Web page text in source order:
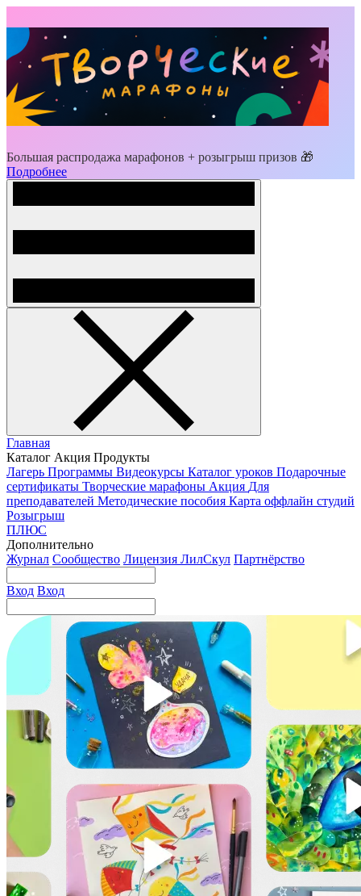
Большая распродажа марафонов + розыгрыш призов 🎁
Подробнее
Главная
Каталог Акция Продукты
Лагерь Программы Видеокурсы Каталог уроков Подарочные
сертификаты Творческие марафоны Акция Для
преподавателей Методические пособия Карта оффлайн студий
Розыгрыш
ПЛЮС
Дополнительно
Журнал Сообщество Лицензия ЛилСкул Партнёрство
Вход Вход